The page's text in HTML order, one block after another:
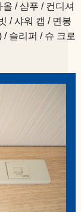
/ 샴푸 / 컨디셔
/ 샤워 캡 / 면봉
슬리퍼 / 슈 크로